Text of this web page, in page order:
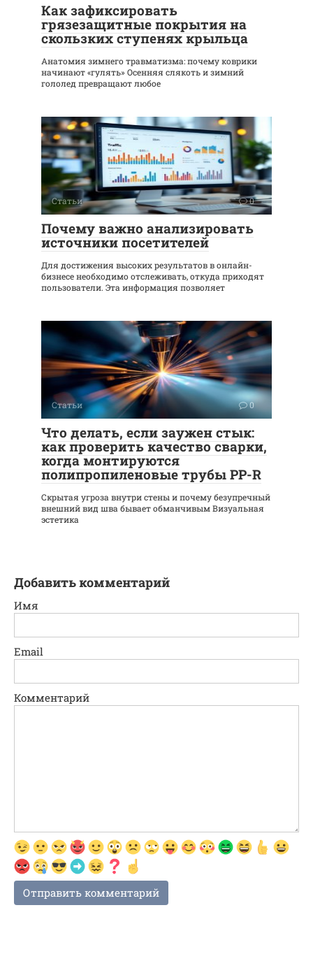
Как зафиксировать
грязезащитные покрытия на
скользких ступенях крыльца
Анатомия зимнего травматизма: почему коврики
начинают «гулять» Осенняя слякоть и зимний
гололед превращают любое
Статьи 0
Почему важно анализировать
источники посетителей
Для достижения высоких результатов в онлайн-
бизнесе необходимо отслеживать, откуда приходят
пользователи. Эта информация позволяет
Статьи 0
Что делать, если заужен стык:
как проверить качество сварки,
когда монтируются
полипропиленовые трубы PP-R
Скрытая угроза внутри стены и почему безупречный
внешний вид шва бывает обманчивым Визуальная
эстетика
Добавить комментарий
Имя
Email
Комментарий